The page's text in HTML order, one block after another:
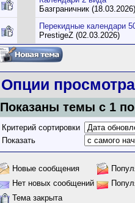
Базграничник (18.03.2026)
Перекидные календари
PrestigeZ (02.03.2026)
Опции просмотра
Показаны темы с 1 по
Критерий сортировки
Показать
Новые сообщения
Нет новых сообщений
Тема закрыта